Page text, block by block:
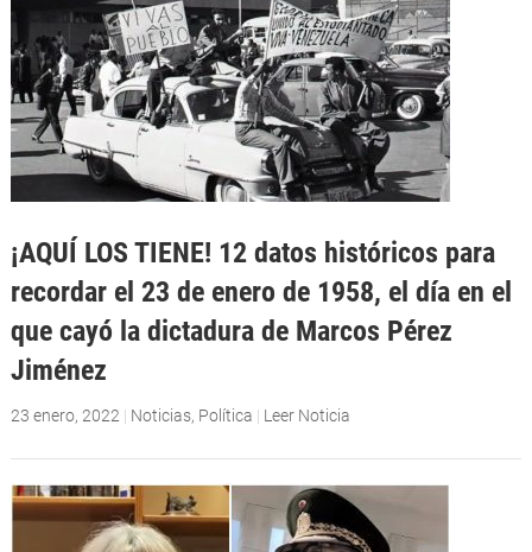
¡AQUÍ LOS TIENE! 12 datos históricos para
recordar el 23 de enero de 1958, el día en el
que cayó la dictadura de Marcos Pérez
Jiménez
23 enero, 2022 | Noticias, Política | Leer Noticia